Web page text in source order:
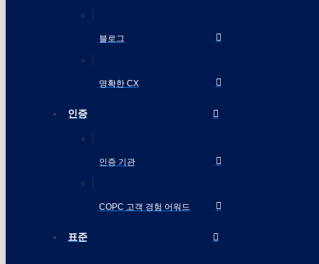
블로그
명확한 CX
인증
인증 기관
COPC 고객 경험 어워드
표준